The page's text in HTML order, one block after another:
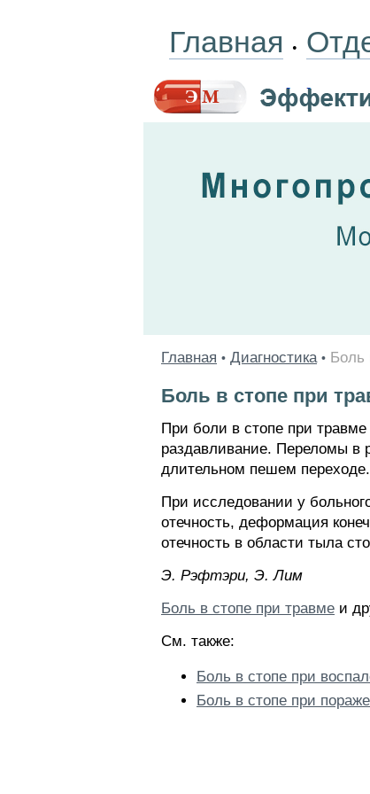
Главная •
Главная • Диагностика • Боль
Боль в стопе при
При боли в стопе при
раздавливание. Переломы в
длительном пешем
При исследовании у
отечность, деформация
отечность в области тыла
Э. Pэфтэpи, Э. Лим
Боль в стопе при травме и
См. также:
Боль в стопе при
Боль в стопе при